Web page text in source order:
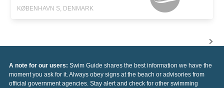
KØBENHAVN S, DENMARK
A note for our users: Swim Guide shares the best information we have the
moment you ask for it. Always obey signs at the beach or advisories from
official government agencies. Stay alert and check for other swimming